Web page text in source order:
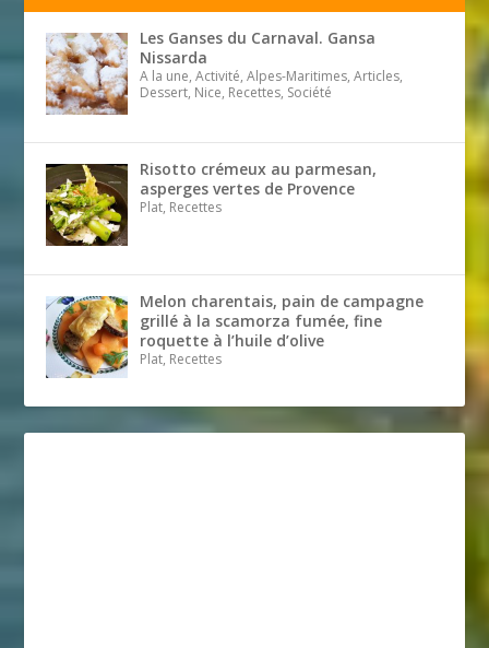
Les Ganses du Carnaval. Gansa
Nissarda
A la une, Activité, Alpes-Maritimes, Articles,
Dessert, Nice, Recettes, Société
Risotto crémeux au parmesan,
asperges vertes de Provence
Plat, Recettes
Melon charentais, pain de campagne
grillé à la scamorza fumée, fine
roquette à l’huile d’olive
Plat, Recettes